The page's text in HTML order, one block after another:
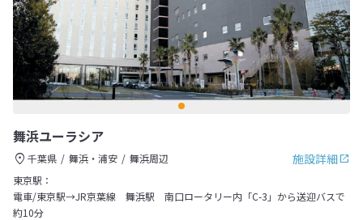
舞浜ユーラシア
施設詳細
千葉県 舞浜・浦安
舞浜周辺
東京駅：
電車/東京駅→JR京葉線 舞浜駅 南口ロータリー内「C-3」から送迎バスで
約10分